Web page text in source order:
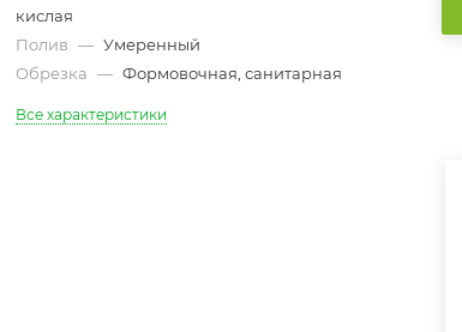
кислая
Полив — Умеренный
Обрезка — Формовочная, санитарная
Все характеристики